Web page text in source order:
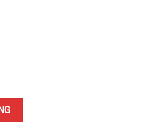
TD-04 quantity